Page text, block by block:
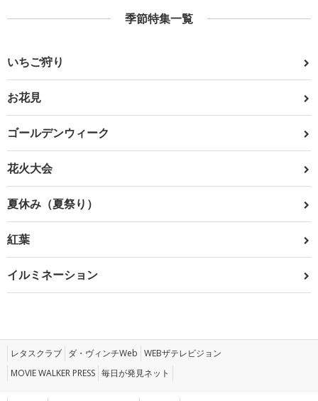
季節特集一覧
いちご狩り
お花見
ゴールデンウィーク
花火大会
夏休み（夏祭り）
紅葉
イルミネーション
レタスクラブ ダ・ヴィンチWeb WEBザテレビジョン
MOVIE WALKER PRESS 毎日が発見ネット